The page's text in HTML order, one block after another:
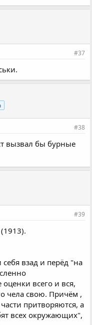
#37
#38
вызвал бы бурные
#39
взад и перёд "на
всего и вся,
чела свою. Причём ,
притворяются, а
всех окружающих",